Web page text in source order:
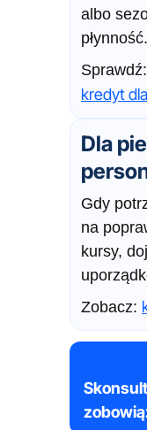
albo
płynność.
Sprawdź:
kredyt
Dla
Gdy
na
kursy,
Zobacz: